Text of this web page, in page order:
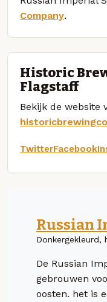
Company.
Historic
Flagstaff
Bekijk de website
TwitterFacebook
Russian
Donkergekleurd,
De Russian
gebrouwen
oosten. het is